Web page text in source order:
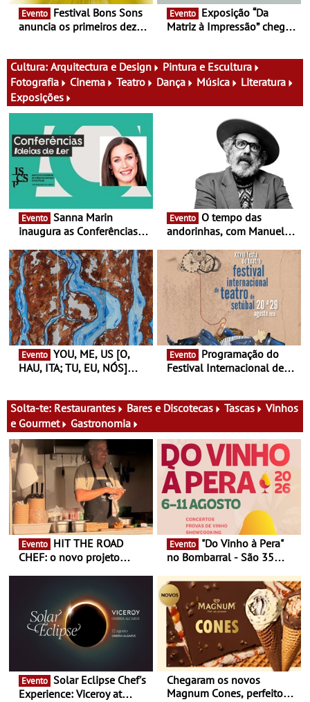
Evento
anuncia os primeiros dez
Evento
Matriz à Impressão” chega
nova exposição do Museu
do Oriente prova-o
Cultura: Arquitectura e Design
Pintura e Escultura
Fotografia
Cinema Teatro Dança Música
Literatura
Exposições
Evento
inaugura as Conferências
Antiga primeira-ministra da
Finlândia é a convidada da
primeira edição do novo
ciclo de debates dedicado
aos grandes temas do
nosso tempo
Evento
andorinhas, com Manuel
Atum - Concerto
performance na MAAT
Gallery a 3 de Setembro,
19:30
Evento
HAU, ITA; TU, EU, NÓS]
13 de Dezembro
Evento
Festival Internacional de
29 de Agosto
Solta-te: Restaurantes Bares e Discotecas Tascas
Vinhos
e Gourmet
Gastronomia
Evento
CHEF: o novo projeto
conceito gastronómico
itinerante que percorre
Portugal
Evento
no Bombarral - São 35
prova e seis dias de
experiências
Evento
Experience: Viceroy at
Chegaram os novos
Magnum Cones, perfeitos